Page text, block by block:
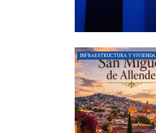
INFRAESTRUCTURA Y VIVIENDA